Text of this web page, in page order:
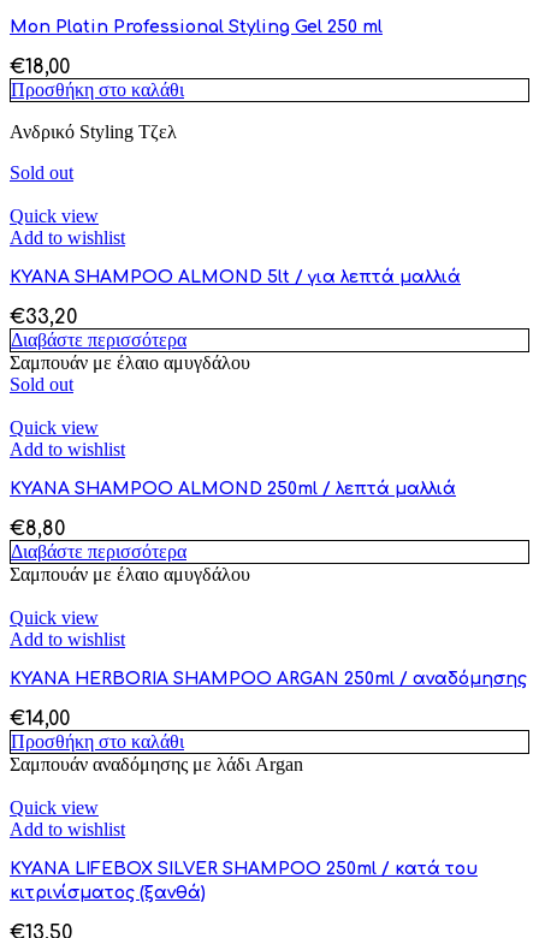
Mon Platin Professional Styling Gel 250 ml
€18,00
Προσθήκη στο καλάθι
Ανδρικό Styling Τζελ
Sold out
Quick view
Add to wishlist
KYANA SHAMPOO ALMOND 5lt / για λεπτά μαλλιά
€33,20
Διαβάστε περισσότερα
Σαμπουάν με έλαιο αμυγδάλου
Sold out
Quick view
Add to wishlist
KYANA SHAMPOO ALMOND 250ml / λεπτά μαλλιά
€8,80
Διαβάστε περισσότερα
Σαμπουάν με έλαιο αμυγδάλου
Quick view
Add to wishlist
KYANA HERBORIA SHAMPOO ARGAN 250ml / αναδόμησης
€14,00
Προσθήκη στο καλάθι
Σαμπουάν αναδόμησης με λάδι Argan
Quick view
Add to wishlist
KYANA LIFEBOX SILVER SHAMPOO 250ml / κατά του
κιτρινίσματος (ξανθά)
€13,50